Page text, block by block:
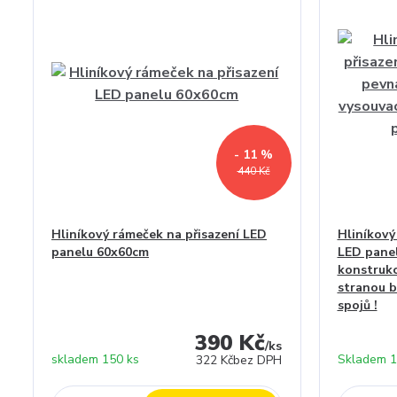
440 Kč
- 11 %
Hliníkový rámeček na přisazení LED
panelu 60x60cm
390 Kč/ks
322 Kčbez DPH
skladem 150 ks
Hliníkový
LED
stranou
spojů !
Skladem